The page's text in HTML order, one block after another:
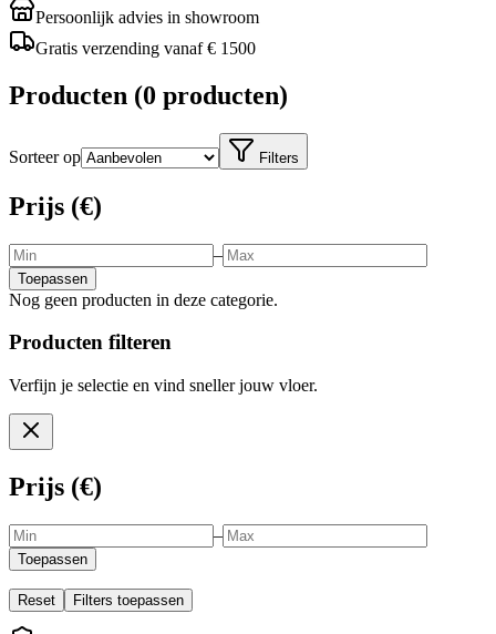
Persoonlijk advies in showroom
Gratis verzending vanaf € 1500
Producten (0 producten)
Sorteer op Filters
Prijs (€)
–
Toepassen
Nog geen producten in deze categorie.
Producten filteren
Verfijn je selectie en vind sneller jouw vloer.
Prijs (€)
–
Toepassen
Reset Filters toepassen